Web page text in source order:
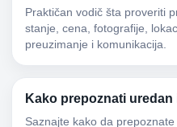
Praktičan vodič šta proveriti
stanje, cena, fotografije,
preuzimanje i komunikacija.
Kako prepoznati
Saznajte kako da